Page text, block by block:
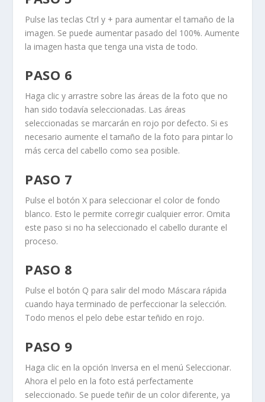
Pulse las teclas Ctrl y + para aumentar el tamaño de la
imagen. Se puede aumentar pasado del 100%. Aumente
la imagen hasta que tenga una vista de todo.
PASO 6
Haga clic y arrastre sobre las áreas de la foto que no
han sido todavía seleccionadas. Las áreas
seleccionadas se marcarán en rojo por defecto. Si es
necesario aumente el tamaño de la foto para pintar lo
más cerca del cabello como sea posible.
PASO 7
Pulse el botón X para seleccionar el color de fondo
blanco. Esto le permite corregir cualquier error. Omita
este paso si no ha seleccionado el cabello durante el
proceso.
PASO 8
Pulse el botón Q para salir del modo Máscara rápida
cuando haya terminado de perfeccionar la selección.
Todo menos el pelo debe estar teñido en rojo.
PASO 9
Haga clic en la opción Inversa en el menú Seleccionar.
Ahora el pelo en la foto está perfectamente
seleccionado. Se puede teñir de un color diferente, ya